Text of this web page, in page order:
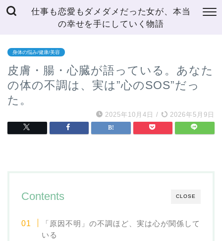
仕事も恋愛もダメダメだった女が、本当
の幸せを手にしていく物語
身体の悩み/健康/美容
皮膚・腸・心臓が語っている。あなた
の体の不調は、実は”心のSOS”だっ
た。
2025年10月4日 / 2026年5月9日
CLOSE
Contents
「原因不明」の不調ほど、実は心が関係して
いる